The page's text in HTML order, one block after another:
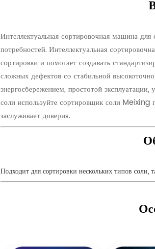
Интеллектуальная сортировочная машина
потребностей.Интеллектуальная
сортировки и помогает создавать
сложных дефектов со стабильной
энергосбережением, простотой
соли используйте сортировщик соли Meixing
заслуживает доверия.
Подходит для сортировки нескольких типов соли,